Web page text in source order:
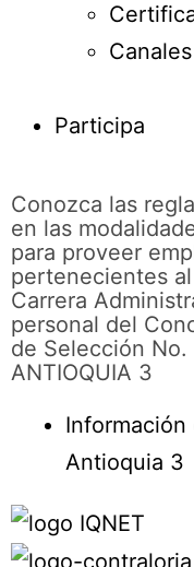
Participa
Conozca las
en las
para proveer
pertenecientes
Carrera
personal del
de Selección
ANTIOQUIA 3
Antioquia 3